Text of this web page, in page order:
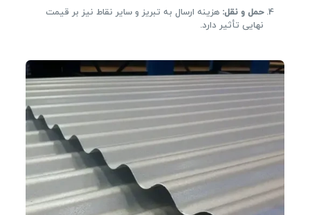
حمل و نقل: هزینه ارسال به تبریز و سایر نقاط نیز بر قیمت
نهایی تأثیر دارد.